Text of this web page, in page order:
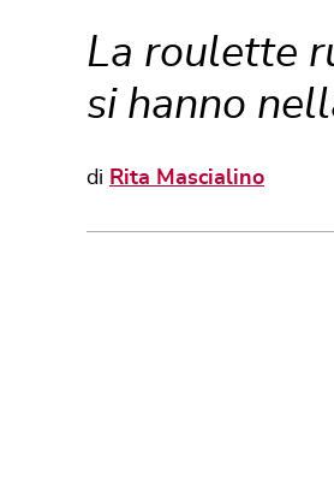
La roulette
si hanno
di Rita Mascialino